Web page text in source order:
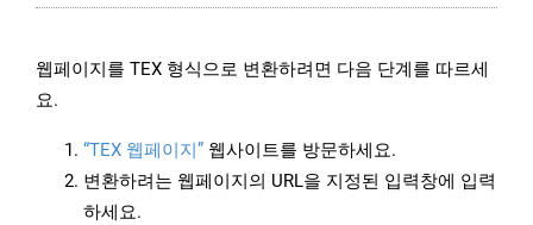
웹페이지를 TEX 형식으로 변환하려면 다음 단계를 따르세
요.
“TEX 웹페이지” 웹사이트를 방문하세요.
변환하려는 웹페이지의 URL을 지정된 입력창에 입력
하세요.